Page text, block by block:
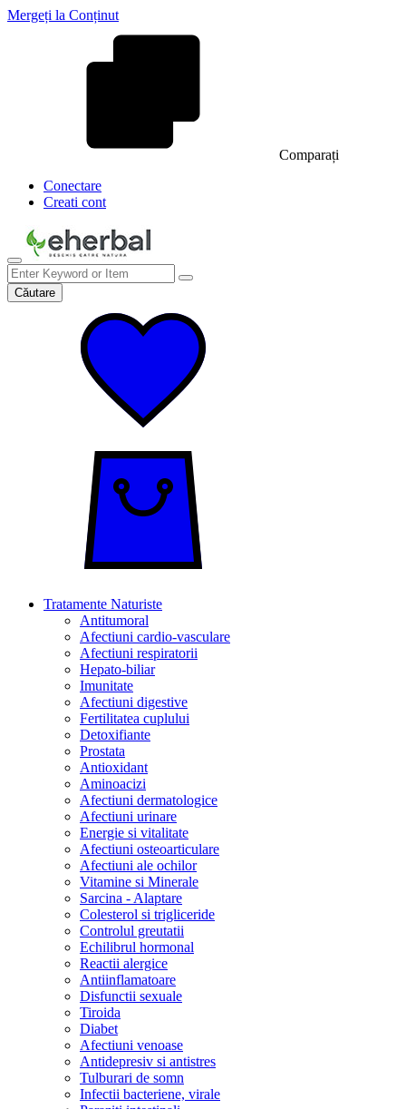
Mergeți la Conținut
Comparați
Conectare
Creati cont
Căutare
Tratamente Naturiste
Antitumoral
Afectiuni cardio-vasculare
Afectiuni respiratorii
Hepato-biliar
Imunitate
Afectiuni digestive
Fertilitatea cuplului
Detoxifiante
Prostata
Antioxidant
Aminoacizi
Afectiuni dermatologice
Afectiuni urinare
Energie si vitalitate
Afectiuni osteoarticulare
Afectiuni ale ochilor
Vitamine si Minerale
Sarcina - Alaptare
Colesterol si trigliceride
Controlul greutatii
Echilibrul hormonal
Reactii alergice
Antiinflamatoare
Disfunctii sexuale
Tiroida
Diabet
Afectiuni venoase
Antidepresiv si antistres
Tulburari de somn
Infectii bacteriene, virale